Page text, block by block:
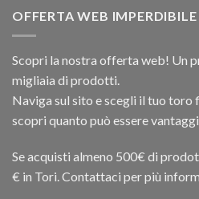
OFFERTA WEB IMPERDIBILE
Scopri la nostra offerta web! Un
migliaia di prodotti.
Naviga sul sito e scegli il tuo toro
scopri quanto può essere
Se acquisti almeno 500€ di
€ in Tori. Contattaci per più